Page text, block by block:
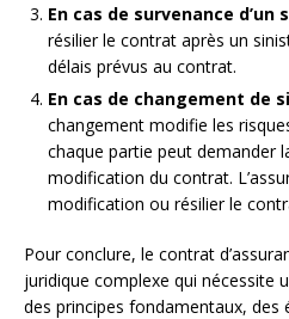
En cas de survenance d’un
résilier le contrat après un
délais prévus au contrat.
En cas de changement de
changement modifie les
chaque partie peut demander
modification du contrat.
modification ou résilier le
Pour conclure, le contrat
juridique complexe qui nécessite
des principes fondamentaux,